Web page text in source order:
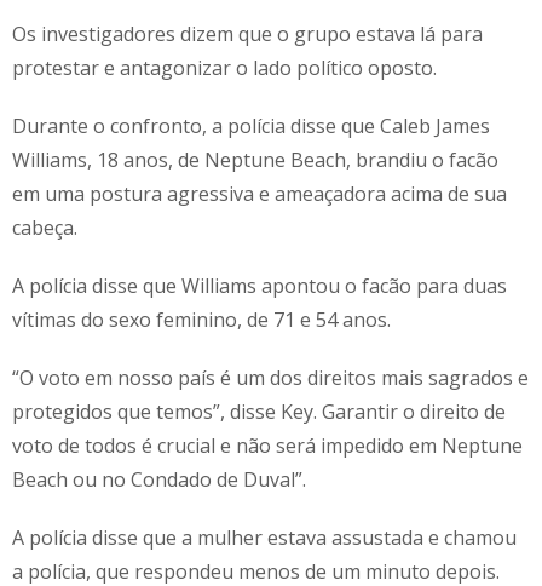
Os investigadores dizem que o grupo estava lá para
protestar e antagonizar o lado político oposto.
Durante o confronto, a polícia disse que Caleb James
Williams, 18 anos, de Neptune Beach, brandiu o facão
em uma postura agressiva e ameaçadora acima de sua
cabeça.
A polícia disse que Williams apontou o facão para duas
vítimas do sexo feminino, de 71 e 54 anos.
“O voto em nosso país é um dos direitos mais sagrados e
protegidos que temos”, disse Key. Garantir o direito de
voto de todos é crucial e não será impedido em Neptune
Beach ou no Condado de Duval”.
A polícia disse que a mulher estava assustada e chamou
a polícia, que respondeu menos de um minuto depois.